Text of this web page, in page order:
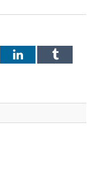
LinkedInTumblr